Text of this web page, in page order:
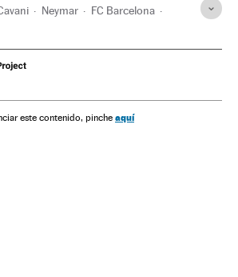
Neymar FC Barcelona
Competições
este contenido, pinche aquí